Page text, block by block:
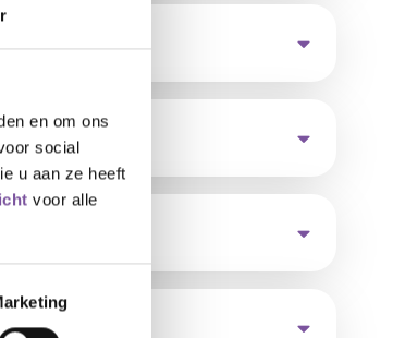
en om ons
social
u aan ze heeft
voor alle